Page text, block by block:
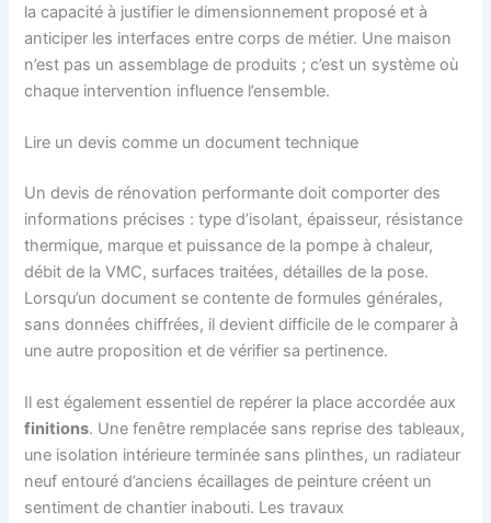
la capacité à justifier le dimensionnement proposé et à
anticiper les interfaces entre corps de métier. Une maison
n’est pas un assemblage de produits ; c’est un système où
chaque intervention influence l’ensemble.
Lire un devis comme un document technique
Un devis de rénovation performante doit comporter des
informations précises : type d’isolant, épaisseur, résistance
thermique, marque et puissance de la pompe à chaleur,
débit de la VMC, surfaces traitées, détailles de la pose.
Lorsqu’un document se contente de formules générales,
sans données chiffrées, il devient difficile de le comparer à
une autre proposition et de vérifier sa pertinence.
Il est également essentiel de repérer la place accordée aux
finitions. Une fenêtre remplacée sans reprise des tableaux,
une isolation intérieure terminée sans plinthes, un radiateur
neuf entouré d’anciens écaillages de peinture créent un
sentiment de chantier inabouti. Les travaux